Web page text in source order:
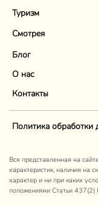
Туризм
Смотрея
Блог
О нас
Контакты
Политика обработки
Вся представленная на
характеристик, наличия на
характер и ни при каких
положениями Статьи 437(2)